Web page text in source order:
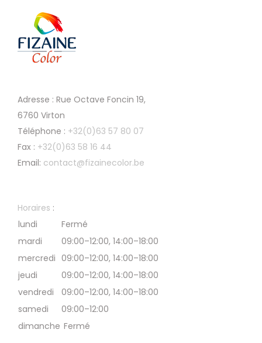
Adresse : Rue Octave Foncin 19,
6760 Virton
Téléphone : +32(0)63 57 80 07
Fax : +32(0)63 58 16 44
Email: contact@fizainecolor.be
Horaires :
lundi
Fermé
mardi
09:00–12:00, 14:00–18:00
mercredi 09:00–12:00, 14:00–18:00
jeudi
09:00–12:00, 14:00–18:00
vendredi
09:00–12:00, 14:00–18:00
samedi
09:00–12:00
dimanche Fermé